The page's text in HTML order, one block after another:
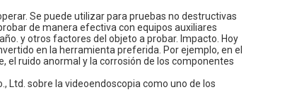
Se puede utilizar para pruebas no destructivas
de manera efectiva con equipos auxiliares
y otros factores del objeto a probar. Impacto. Hoy
en la herramienta preferida. Por ejemplo, en el
el ruido anormal y la corrosión de los componentes
Ltd. sobre la videoendoscopia como uno de los